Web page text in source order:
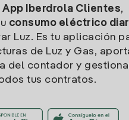
App Iberdrola Clientes,
consumo eléctrico
Luz. Es tu aplicación
de Luz y Gas,
del contador y
tus contratos.